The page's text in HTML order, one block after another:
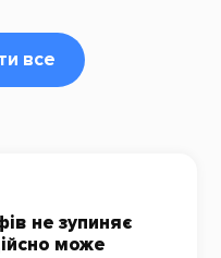
все
не зупиняє
може